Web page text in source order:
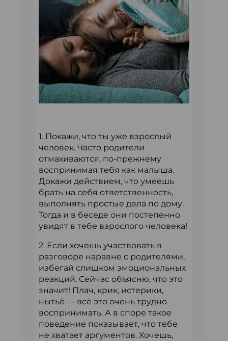
1. Покажи, что ты уже взрослый
человек. Часто родители
отмахиваются, по-прежнему
воспринимая тебя как малыша.
Докажи действием, что умеешь
брать на себя ответственность,
выполнять простые дела по дому.
Тогда и в беседе они постепенно
увидят в тебе взрослого человека!
2. Если хочешь участвовать в
разговоре наравне с родителями,
избегай слишком эмоциональных
реакций. Сейчас объясню, что это
значит! Плач, крик, истерики,
нытьё — всё это очень трудно
воспринимать. А в споре такое
поведение показывает, что тебе
не хватает аргументов. Хочешь,